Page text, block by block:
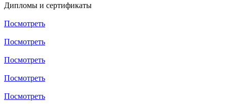
Дипломы и сертификаты
Посмотреть
Посмотреть
Посмотреть
Посмотреть
Посмотреть